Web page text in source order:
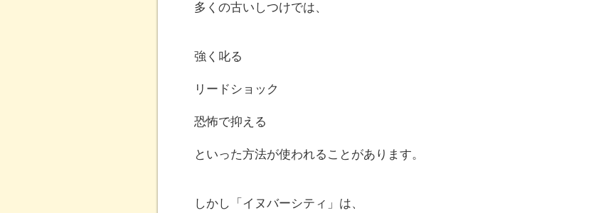
多くの古いしつけでは、
強く叱る
リードショック
恐怖で抑える
といった方法が使われることがあります。
しかし「イヌバーシティ」は、